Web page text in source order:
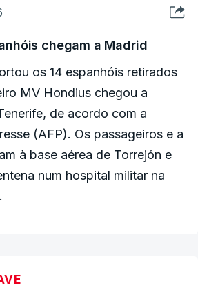
é mais fácil identificá-los,
se multiplica de uma forma
admite que os
estão otimistas, mas não
há incertezas".
americanos.
têm de fazer uma quarentena
chegam a Madrid
os 14 espanhóis retirados
MV Hondius chegou a
de acordo com a
(AFP). Os passageiros e a
à base aérea de Torrejón e
num hospital militar na